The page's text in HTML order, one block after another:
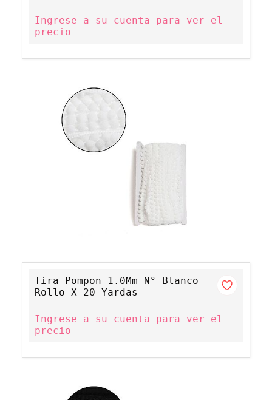
Ingrese a su cuenta para ver el
precio
Tira Pompon 1.0Mm N° Blanco
Rollo X 20 Yardas
Ingrese a su cuenta para ver el
precio